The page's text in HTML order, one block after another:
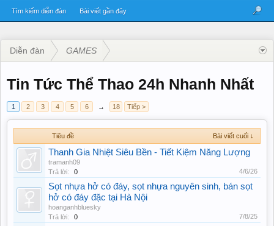
Tìm kiếm diễn đàn Bài viết gần đây
Diễn đàn GAMES
Tin Tức Thể Thao 24h Nhanh Nhất
1 2 3 4 5 6 → 18 Tiếp >
Tiêu đề Bài viết cuối ↓
Thanh Gia Nhiệt Siêu Bền - Tiết Kiệm Năng Lượng
tramanh09
Trả lời:
0 4/6/26
Sọt nhựa hở có đáy, sọt nhựa nguyên sinh, bán sọt
hở có đáy đặc tại Hà Nội
hoanganhbluesky
Trả lời:
0 7/8/25